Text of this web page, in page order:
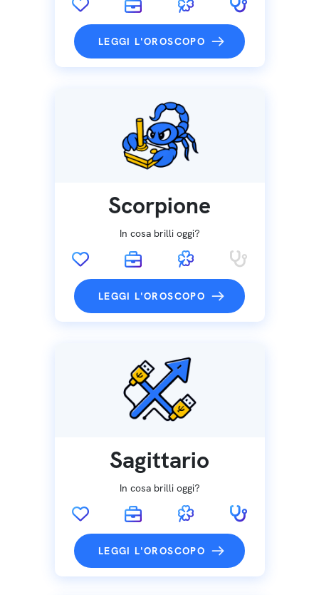
LEGGI L'OROSCOPO
Scorpione
In cosa brilli oggi?
LEGGI L'OROSCOPO
Sagittario
In cosa brilli oggi?
LEGGI L'OROSCOPO